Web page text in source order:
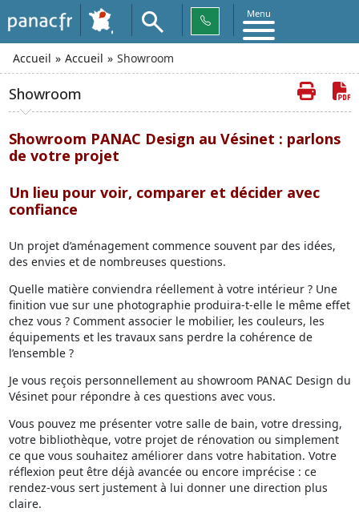
Menu
Accueil Accueil Showroom
Showroom
Showroom PANAC Design au Vésinet : parlons
de votre projet
Un lieu pour voir, comparer et décider avec
confiance
Un projet d’aménagement commence souvent par des idées,
des envies et de nombreuses questions.
Quelle matière conviendra réellement à votre intérieur ? Une
finition vue sur une photographie produira-t-elle le même effet
chez vous ? Comment associer le mobilier, les couleurs, les
équipements et les travaux sans perdre la cohérence de
l’ensemble ?
Je vous reçois personnellement au showroom PANAC Design du
Vésinet pour répondre à ces questions avec vous.
Vous pouvez me présenter votre salle de bain, votre dressing,
votre bibliothèque, votre projet de rénovation ou simplement
ce que vous souhaitez améliorer dans votre habitation. Votre
réflexion peut être déjà avancée ou encore imprécise : ce
rendez-vous sert justement à lui donner une direction plus
claire.